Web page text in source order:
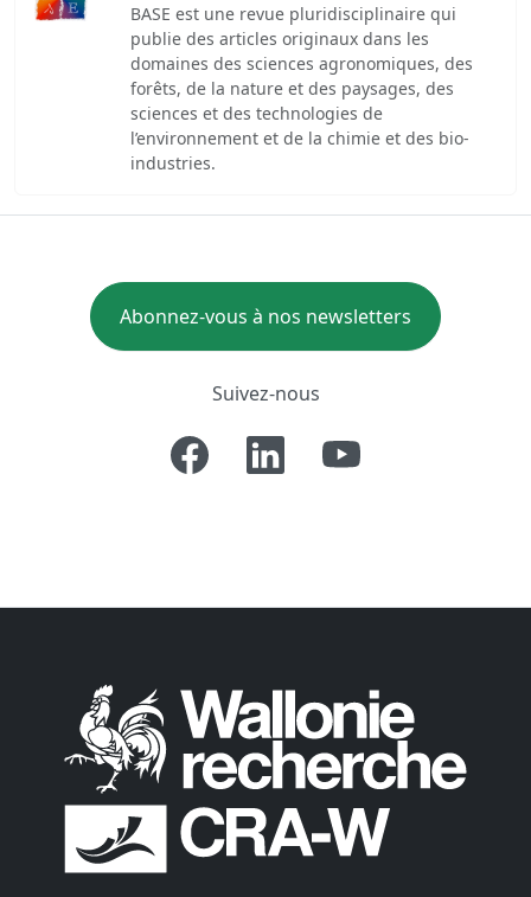
BASE est une revue pluridisciplinaire qui
publie des articles originaux dans les
domaines des sciences agronomiques, des
forêts, de la nature et des paysages, des
sciences et des technologies de
l’environnement et de la chimie et des bio-
industries.
Abonnez-vous à nos newsletters
Suivez-nous